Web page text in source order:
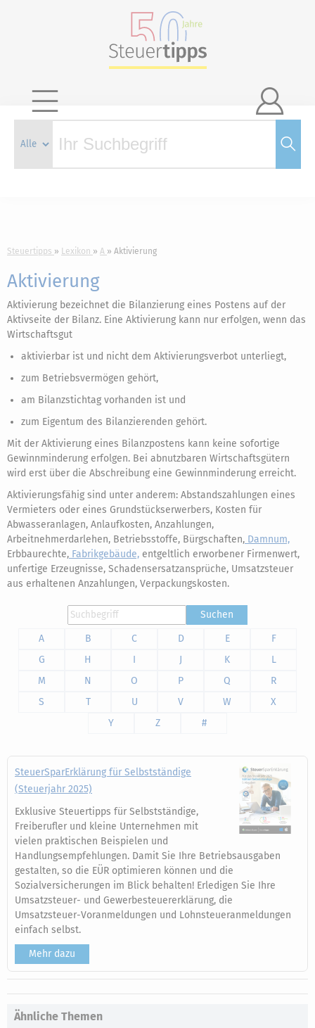

Steuertipps Lexikon A Aktivierung
Aktivierung
Aktivierung bezeichnet die Bilanzierung eines Postens auf der
Aktivseite der Bilanz. Eine Aktivierung kann nur erfolgen, wenn das
Wirtschaftsgut
aktivierbar ist und nicht dem Aktivierungsverbot unterliegt,
zum Betriebsvermögen gehört,
am Bilanzstichtag vorhanden ist und
zum Eigentum des Bilanzierenden gehört.
Mit der Aktivierung eines Bilanzpostens kann keine sofortige
Gewinnminderung erfolgen. Bei abnutzbaren Wirtschaftsgütern
wird erst über die Abschreibung eine Gewinnminderung erreicht.
Aktivierungsfähig sind unter anderem: Abstandszahlungen eines
Vermieters oder eines Grundstückserwerbers, Kosten für
Abwasseranlagen, Anlaufkosten, Anzahlungen,
Arbeitnehmerdarlehen, Betriebsstoffe, Bürgschaften, Damnum,
Erbbaurechte, Fabrikgebäude, entgeltlich erworbener Firmenwert,
unfertige Erzeugnisse, Schadensersatzansprüche, Umsatzsteuer
aus erhaltenen Anzahlungen, Verpackungskosten.
Suchen
A
B C D E
F
G
H I J K
L
M
N O P Q
R
S
T U V W
X
Y
Z #
SteuerSparErklärung für Selbstständige
(Steuerjahr 2025)
Exklusive Steuertipps für Selbstständige,
Freiberufler und kleine Unternehmen mit
vielen praktischen Beispielen und
Handlungsempfehlungen. Damit Sie Ihre Betriebsausgaben
gestalten, so die EÜR optimieren können und die
Sozialversicherungen im Blick behalten! Erledigen Sie Ihre
Umsatzsteuer- und Gewerbesteuererklärung, die
Umsatzsteuer-Voranmeldungen und Lohnsteueranmeldungen
einfach selbst.
Mehr dazu
Ähnliche Themen